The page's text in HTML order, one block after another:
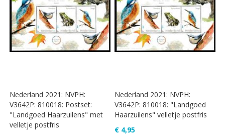
Nederland 2021: NVPH:
V3642P: 810018: Postset:
"Landgoed Haarzuilens" met
velletje postfris
Nederland 2021: NVPH:
V3642P: 810018: "Landgoed
Haarzuilens" velletje postfris
€ 4,95